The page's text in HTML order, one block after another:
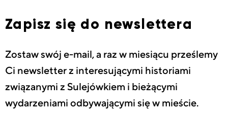
Zapisz się do newslettera
Zostaw swój e-mail, a raz w miesiącu prześlemy
Ci newsletter z interesującymi historiami
związanymi z Sulejówkiem i bieżącymi
wydarzeniami odbywającymi się w mieście.